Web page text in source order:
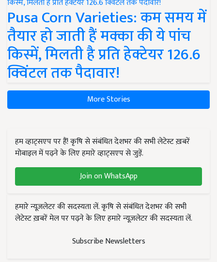
Pusa Corn Varieties: कम समय में
तैयार हो जाती हैं मक्का की ये पांच
किस्में, मिलती है प्रति हेक्टेयर 126.6
क्विंटल तक पैदावार!
More Stories
हम व्हाट्सएप पर हैं! कृषि से संबंधित देशभर की सभी लेटेस्ट ख़बरें
मोबाइल में पढ़ने के लिए हमारे व्हाट्सएप से जुड़ें.
Join on WhatsApp
हमारे न्यूज़लेटर की सदस्यता लें. कृषि से संबंधित देशभर की सभी
लेटेस्ट ख़बरें मेल पर पढ़ने के लिए हमारे न्यूज़लेटर की सदस्यता लें.
Subscribe Newsletters